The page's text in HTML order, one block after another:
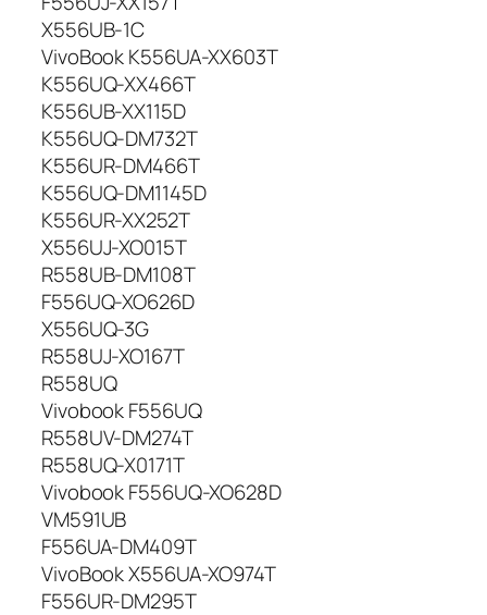
5
0
0
0
m
A
h
,
O
r
i
g
i
n
a
l
X556UB-1C
VivoBook K556UA-XX603T
K556UQ-XX466T
K556UB-XX115D
K556UQ-DM732T
K556UR-DM466T
K556UQ-DM1145D
K556UR-XX252T
X556UJ-XO015T
R558UB-DM108T
F556UQ-XO626D
X556UQ-3G
R558UJ-XO167T
R558UQ
Vivobook F556UQ
R558UV-DM274T
R558UQ-X0171T
Vivobook F556UQ-XO628D
VM591UB
F556UA-DM409T
VivoBook X556UA-XO974T
F556UR-DM295T